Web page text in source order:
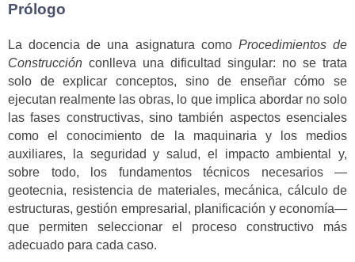
Prólogo
La docencia de una asignatura como Procedimientos de
Construcción conlleva una dificultad singular: no se trata
solo de explicar conceptos, sino de enseñar cómo se
ejecutan realmente las obras, lo que implica abordar no solo
las fases constructivas, sino también aspectos esenciales
como el conocimiento de la maquinaria y los medios
auxiliares, la seguridad y salud, el impacto ambiental y,
sobre todo, los fundamentos técnicos necesarios —
geotecnia, resistencia de materiales, mecánica, cálculo de
estructuras, gestión empresarial, planificación y economía—
que permiten seleccionar el proceso constructivo más
adecuado para cada caso.